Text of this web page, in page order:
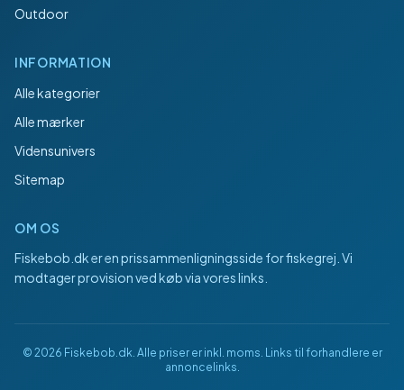
Outdoor
INFORMATION
Alle kategorier
Alle mærker
Vidensunivers
Sitemap
OM OS
Fiskebob.dker en prissammenligningsside for fiskegrej. Vi
modtager provision ved køb via vores links.
© 2026 Fiskebob.dk. Alle priser er inkl. moms. Links til forhandlere er
annoncelinks.